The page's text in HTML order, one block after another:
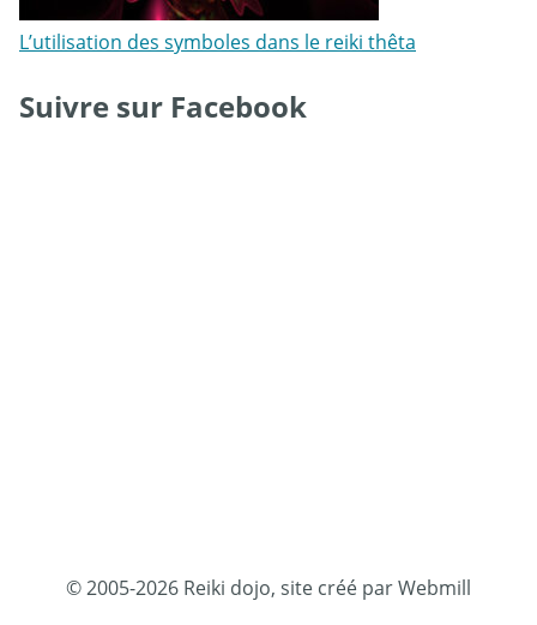
L’utilisation des symboles dans le reiki thêta
Suivre sur Facebook
© 2005-2026 Reiki dojo, site créé par Webmill